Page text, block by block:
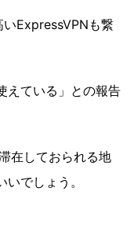
ExpressVPNも繋
えている」との報告
在しておられる地
でしょう。